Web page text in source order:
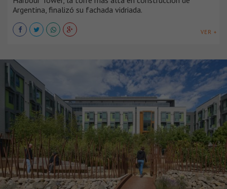
Argentina, finalizó su fachada vidriada.
VER +